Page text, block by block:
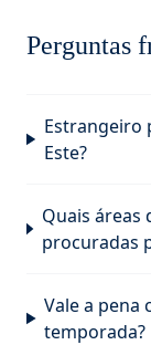
Perguntas
Estrangeiro
Este?
Quais áreas
procuradas
Vale a pena
temporada?